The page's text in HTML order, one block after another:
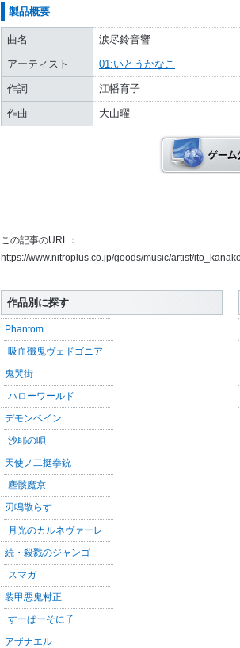
製品概要
曲名 涙尽鈴音響
アーティスト 01:いとうかなこ
作詞 江幡育子
作曲 大山曜
この記事のURL：
https://www.nitroplus.co.jp/goods/music/artist/
作品別に探す
Phantom
吸血殲鬼ヴェドゴニア
鬼哭街
ハローワールド
デモンベイン
沙耶の唄
天使ノ二挺拳銃
塵骸魔京
刃鳴散らす
月光のカルネヴァーレ
続・殺戮のジャンゴ
スマガ
装甲悪鬼村正
すーぱーそに子
アザナエル